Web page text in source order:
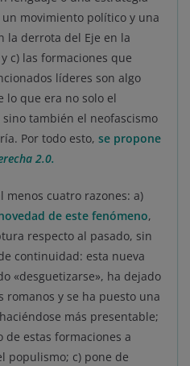
movimiento político y una
la derrota del Eje en la
c) las formaciones que
líderes son algo
lo que era no solo el
también el neofascismo
Por todo esto, se propone
2.0.
menos cuatro razones: a)
de este fenómeno,
respecto al pasado, sin
continuidad: esta nueva
«desguetizarse», ha dejado
romanos y se ha puesto una
más presentable;
estas formaciones a
populismo; c) pone de